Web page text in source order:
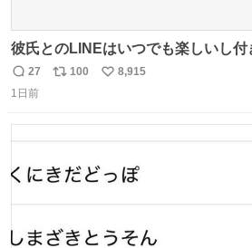
彼氏とのLINEはいつでも楽しいし
かったLINEは無限にあるけど(同棲
送りあってたし)最近嬉しかったのは
返
信
27
リ
100
い
8,915
1日前